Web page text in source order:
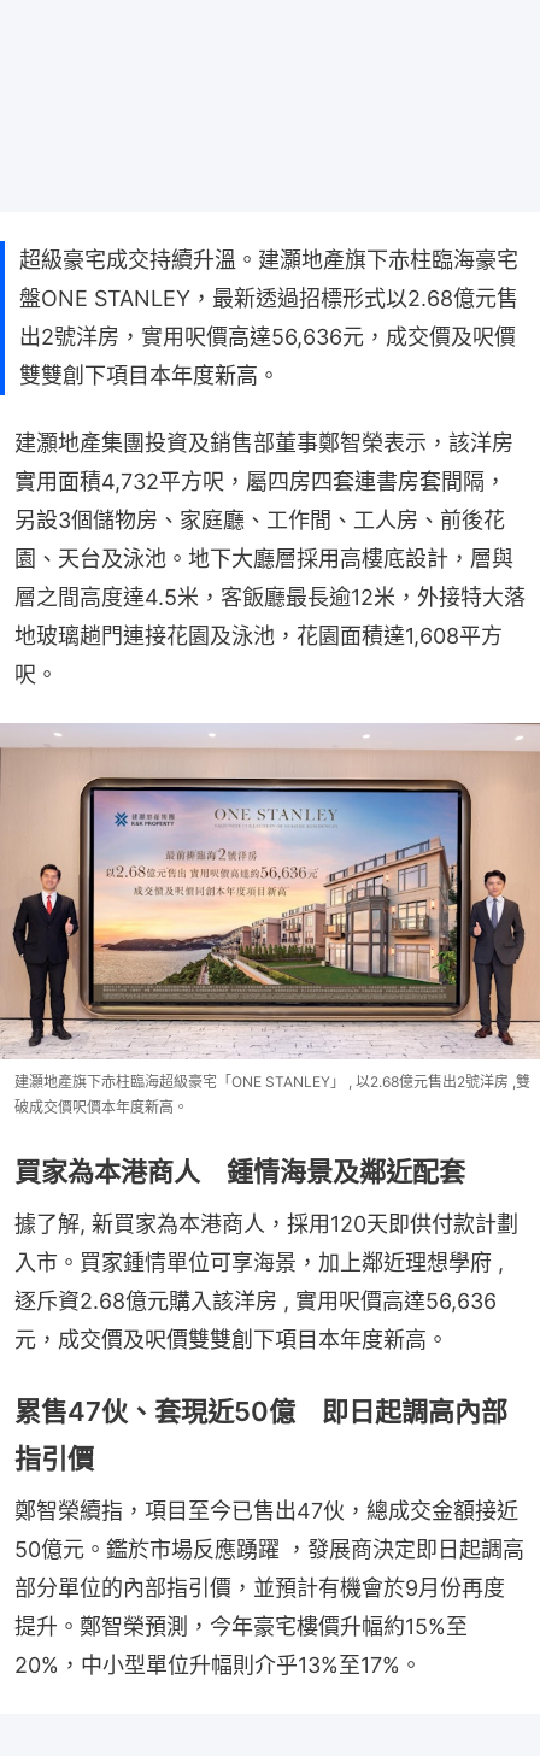
超級豪宅成交持續升溫。建灝地產旗下赤柱臨海豪宅
盤ONE STANLEY，最新透過招標形式以2.68億元售
出2號洋房，實用呎價高達56,636元，成交價及呎價
雙雙創下項目本年度新高。
建灝地產集團投資及銷售部董事鄭智榮表示，該洋房
實用面積4,732平方呎，屬四房四套連書房套間隔，
另設3個儲物房、家庭廳、工作間、工人房、前後花
園、天台及泳池。地下大廳層採用高樓底設計，層與
層之間高度達4.5米，客飯廳最長逾12米，外接特大落
地玻璃趟門連接花園及泳池，花園面積達1,608平方
呎。
建灝地產旗下赤柱臨海超級豪宅「ONE STANLEY」 , 以2.68億元售出2號洋房 ,雙
破成交價呎價本年度新高。
買家為本港商人 鍾情海景及鄰近配套
據了解, 新買家為本港商人，採用120天即供付款計劃
入市。買家鍾情單位可享海景，加上鄰近理想學府 ,
逐斥資2.68億元購入該洋房 , 實用呎價高達56,636
元，成交價及呎價雙雙創下項目本年度新高。
累售47伙、套現近50億 即日起調高內部
指引價
鄭智榮續指，項目至今已售出47伙，總成交金額接近
50億元。鑑於市場反應踴躍 ，發展商決定即日起調高
部分單位的內部指引價，並預計有機會於9月份再度
提升。鄭智榮預測，今年豪宅樓價升幅約15%至
20%，中小型單位升幅則介乎13%至17%。